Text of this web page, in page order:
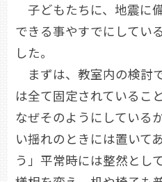
子どもたちに、地震に
できる事やすでにしてい
した。
まずは、教室内の検討
は全て固定されているこ
なぜそのようにしている
い揺れのときには置いて
う」平常時には整然とし